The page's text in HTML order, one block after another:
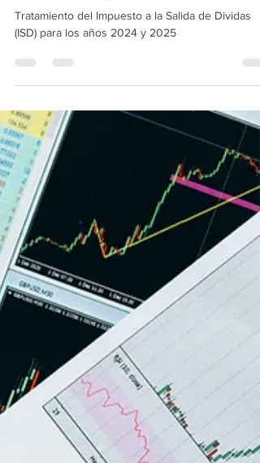
Salida de Dividas (ISD) para los
años 2024 y 2025
Tratamiento del Impuesto a la Salida de Dividas
(ISD) para los años 2024 y 2025